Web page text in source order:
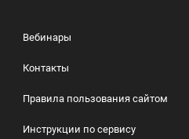
Вебинары
Контакты
Правила пользования сайтом
Инструкции по сервису